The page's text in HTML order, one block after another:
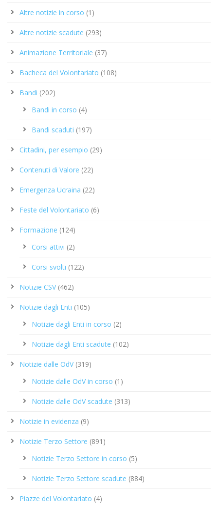
Altre notizie in corso (1)
Altre notizie scadute (293)
Animazione Territoriale (37)
Bacheca del Volontariato (108)
Bandi (202)
Bandi in corso (4)
Bandi scaduti (197)
Cittadini, per esempio (29)
Contenuti di Valore (22)
Emergenza Ucraina (22)
Feste del Volontariato (6)
Formazione (124)
Corsi attivi (2)
Corsi svolti (122)
Notizie CSV(462)
Notizie dagli Enti (105)
Notizie dagli Enti in corso (2)
Notizie dagli Enti scadute (102)
Notizie dalle OdV(319)
Notizie dalle OdV in corso (1)
Notizie dalle OdV scadute (313)
Notizie in evidenza (9)
Notizie Terzo Settore (891)
Notizie Terzo Settore in corso (5)
Notizie Terzo Settore scadute (884)
Piazze del Volontariato (4)